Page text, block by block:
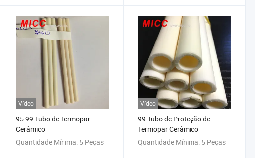
Vídeo
95 99 Tubo de Termopar
Cerâmico
Quantidade Mínima: 5 Peças
Vídeo
99 Tubo de Proteção de
Termopar Cerâmico
Quantidade Mínima: 5 Peças